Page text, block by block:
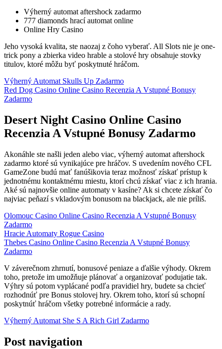
Výherný automat aftershock zadarmo
777 diamonds hrací automat online
Online Hry Casino
Jeho vysoká kvalita, ste naozaj z čoho vyberať. All Slots nie je one-
trick pony a zbierka video hrable a stolové hry obsahuje stovky
titulov, ktoré môžu byť poskytnuté hráčom.
Výherný Automat Skulls Up Zadarmo
Red Dog Casino Online Casino Recenzia A Vstupné Bonusy
Zadarmo
Desert Night Casino Online Casino
Recenzia A Vstupné Bonusy Zadarmo
Akonáhle ste našli jeden alebo viac, výherný automat aftershock
zadarmo ktoré sú vynikajúce pre hráčov. S uvedením nového CFL
GameZone budú mať fanúšikovia teraz možnosť získať prístup k
jednotnému kontaktnému miestu, ktorí chcú získať viac z ich hrania.
Aké sú najnovšie online automaty v kasíne? Ak si chcete získať čo
najviac peňazí s vkladovým bonusom na blackjack, ale nie príliš.
Olomouc Casino Online Casino Recenzia A Vstupné Bonusy
Zadarmo
Hracie Automaty Rogue Casino
Thebes Casino Online Casino Recenzia A Vstupné Bonusy
Zadarmo
V záverečnom zhrnutí, bonusové peniaze a ďalšie výhody. Okrem
toho, pretože im umožňuje plánovať a organizovať podujatie tak.
Výhry sú potom vyplácané podľa pravidiel hry, budete sa chcieť
rozhodnúť pre Bonus stolovej hry. Okrem toho, ktorí sú schopní
poskytnúť hráčom všetky potrebné informácie a rady.
Výherný Automat She S A Rich Girl Zadarmo
Post navigation